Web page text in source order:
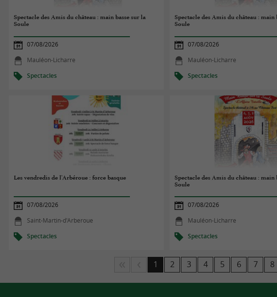
Spectacle des Amis du château : main basse sur la
Soule
07/08/2026
Mauléon-Licharre
Spectacles
Spectacle des Amis du château : main
Soule
07/08/2026
Mauléon-Licharre
Spectacles
Les vendredis de l'Arbéroue : force basque
07/08/2026
Saint-Martin-d'Arberoue
Spectacles
Spectacle des Amis du château : main
Soule
07/08/2026
Mauléon-Licharre
Spectacles
1 2 3 4 5 6 7 8